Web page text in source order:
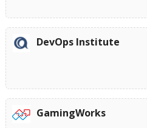
DevOps Institute
GamingWorks